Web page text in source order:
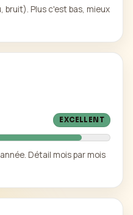
bruit). Plus c'est bas, mieux
EXCELLENT
Détail mois par mois